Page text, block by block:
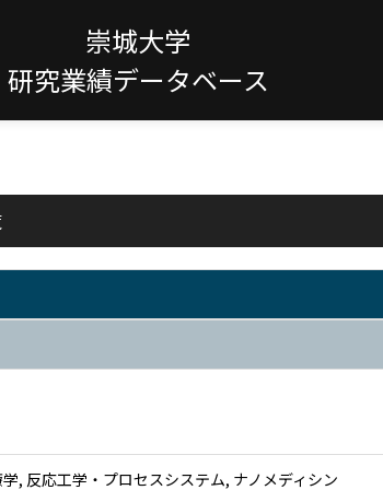
崇城大学
研究業績データベース
, 反応工学・プロセスシステム, ナノメディシン